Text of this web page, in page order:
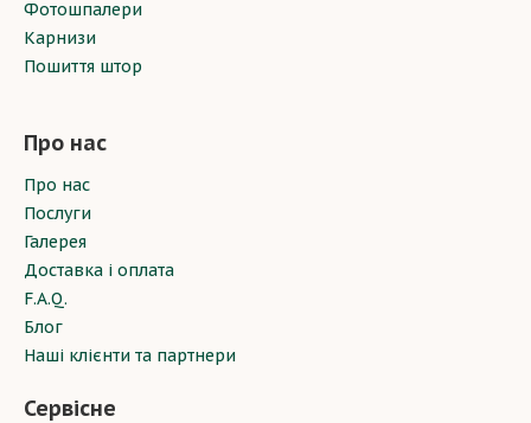
Фотошпалери
Карнизи
Пошиття штор
Про нас
Про нас
Послуги
Галерея
Доставка і оплата
F.A.Q.
Блог
Наші клієнти та партнери
Сервісне